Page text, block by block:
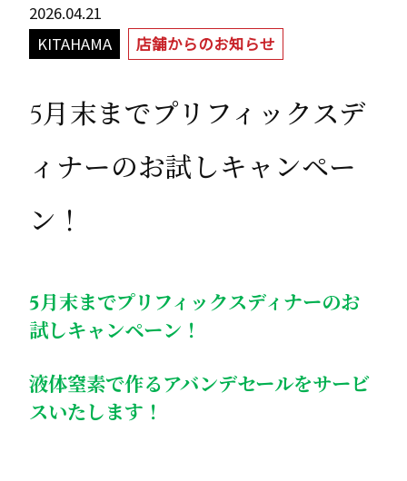
2026.04.21
KITAHAMA
店舗からのお知らせ
5月末までプリフィックスデ
ィナーのお試しキャンペー
ン！
5月末までプリフィックスディナーのお
試しキャンペーン！
液体窒素で作るアバンデセールをサービ
スいたします！